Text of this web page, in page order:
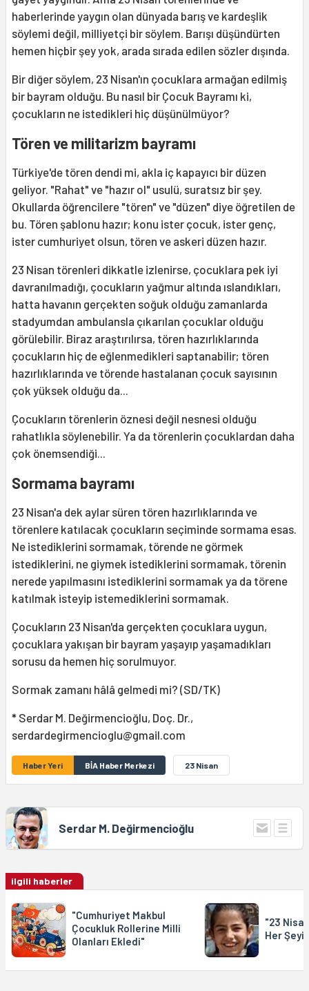
haberlerinde yaygın olan dünyada barış ve kardeşlik
söylemi değil, milliyetçi bir söylem. Barışı düşündürten
hemen hiçbir şey yok, arada sırada edilen sözler dışında.
Bir diğer söylem, 23 Nisan'ın çocuklara armağan edilmiş
bir bayram olduğu. Bu nasıl bir Çocuk Bayramı ki,
çocukların ne istedikleri hiç düşünülmüyor?
Tören ve militarizm bayramı
Türkiye'de tören dendi mi, akla iç kapayıcı bir düzen
geliyor. "Rahat" ve "hazır ol" usulü, suratsız bir şey.
Okullarda öğrencilere "tören" ve "düzen" diye öğretilen de
bu. Tören şablonu hazır; konu ister çocuk, ister genç,
ister cumhuriyet olsun, tören ve askeri düzen hazır.
23 Nisan törenleri dikkatle izlenirse, çocuklara pek iyi
davranılmadığı, çocukların yağmur altında ıslandıkları,
hatta havanın gerçekten soğuk olduğu zamanlarda
stadyumdan ambulansla çıkarılan çocuklar olduğu
görülebilir. Biraz araştırılırsa, tören hazırlıklarında
çocukların hiç de eğlenmedikleri saptanabilir; tören
hazırlıklarında ve törende hastalanan çocuk sayısının
çok yüksek olduğu da...
Çocukların törenlerin öznesi değil nesnesi olduğu
rahatlıkla söylenebilir. Ya da törenlerin çocuklardan daha
çok önemsendiği...
Sormama bayramı
23 Nisan'a dek aylar süren tören hazırlıklarında ve
törenlere katılacak çocukların seçiminde sormama esas.
Ne istediklerini sormamak, törende ne görmek
istediklerini, ne giymek istediklerini sormamak, törenin
nerede yapılmasını istediklerini sormamak ya da törene
katılmak isteyip istemediklerini sormamak.
Çocukların 23 Nisan'da gerçekten çocuklara uygun,
çocuklara yakışan bir bayram yaşayıp yaşamadıkları
sorusu da hemen hiç sorulmuyor.
Sormak zamanı hâlâ gelmedi mi? (SD/TK)
* Serdar M. Değirmencioğlu, Doç. Dr.,
serdardegirmencioglu@gmail.com
Haber Yeri BİA Haber Merkezi 23 Nisan
Serdar M. Değirmencioğlu
ilgili haberler
"Cumhuriyet Makbul
Çocukluk Rollerine Milli
Olanları Ekledi"
"23
Her Şeyi